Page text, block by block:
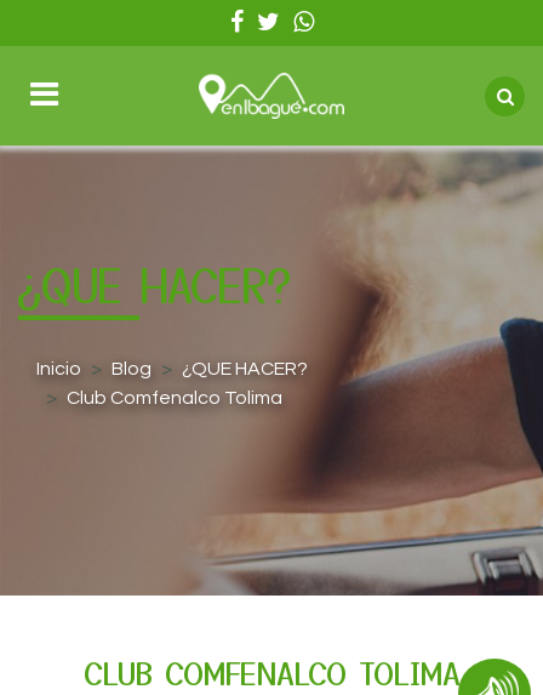
¿QUE HACER?
Inicio Blog
¿QUE HACER?
Club Comfenalco Tolima
CLUB COMFENALCO TOLIMA